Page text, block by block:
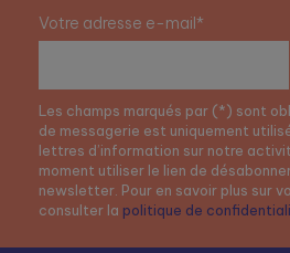
Votre adresse e-mail*
Les champs marqués par (*) sont
de messagerie est uniquement
lettres d’information sur notre
moment utiliser le lien de
newsletter. Pour en savoir plus sur
consulter la politique de